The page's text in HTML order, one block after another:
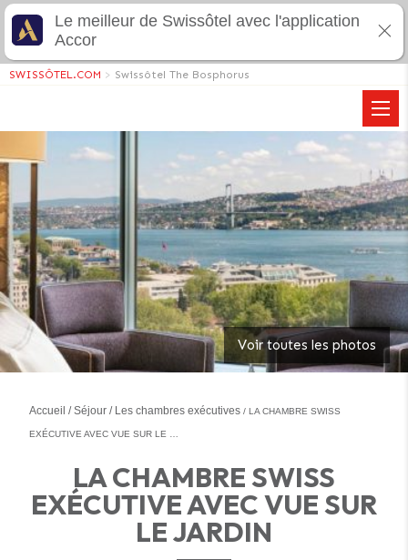
Voir toutes les photos
Accueil Séjour Les chambres exécutives LA CHAMBRE SWISS
EXÉCUTIVE AVEC VUE SUR LE …
LA CHAMBRE SWISS
EXÉCUTIVE AVEC VUE SUR
LE JARDIN
SWISSÔTEL.COM > Swissôtel The Bosphorus
Le meilleur de Swissôtel avec l'application
Accor